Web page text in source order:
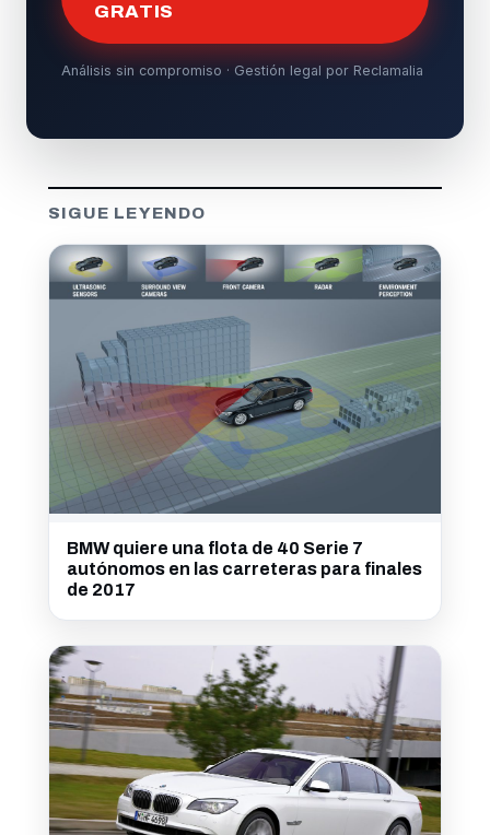
GRATIS
Análisis sin compromiso · Gestión legal por Reclamalia
SIGUE LEYENDO
BMW quiere una flota de 40 Serie 7
autónomos en las carreteras para finales
de 2017